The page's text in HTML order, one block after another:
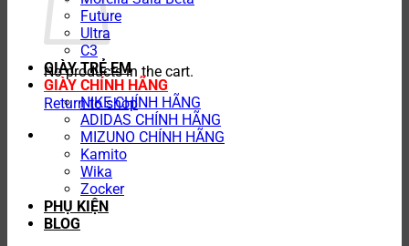
No products in the cart.
Return to shop
Future
Ultra
C3
GIÀY TRẺ EM
GIÀY CHÍNH HÃNG
NIKE CHÍNH HÃNG
ADIDAS CHÍNH HÃNG
MIZUNO CHÍNH HÃNG
Kamito
Wika
Zocker
PHỤ KIỆN
BLOG